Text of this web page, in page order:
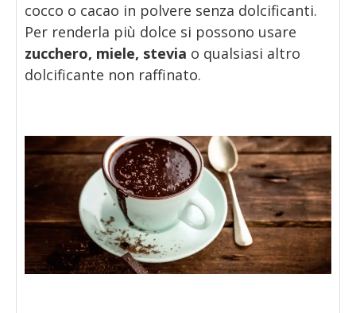
cocco o cacao in polvere senza dolcificanti.
Per renderla più dolce si possono usare
zucchero, miele, stevia o qualsiasi altro
dolcificante non raffinato.